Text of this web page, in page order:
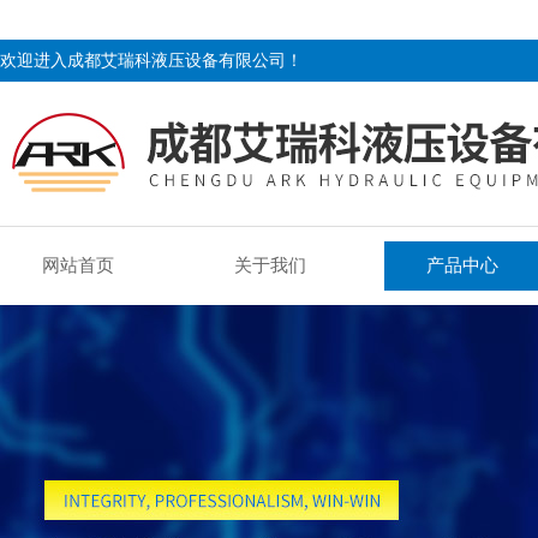
欢迎进入成都艾瑞科液压设备有限公司！
网站首页 关于我们 产品中心